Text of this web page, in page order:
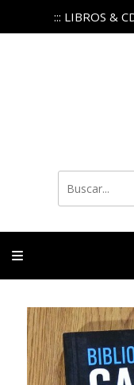
::: LIBROS &